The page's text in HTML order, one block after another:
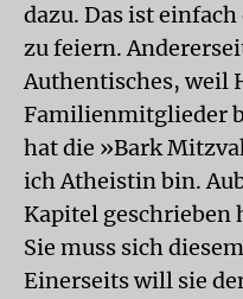
dazu. Das ist
zu feiern.
Authentisches, weil
Familienmitglieder
hat die »Bark
ich Atheistin bin.
Kapitel geschrieben
Sie muss sich
Einerseits will sie